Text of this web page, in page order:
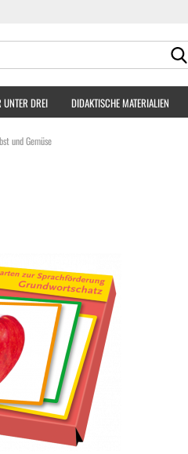
UNTER DREI DIDAKTISCHE MATERIALIEN
und Gemüse